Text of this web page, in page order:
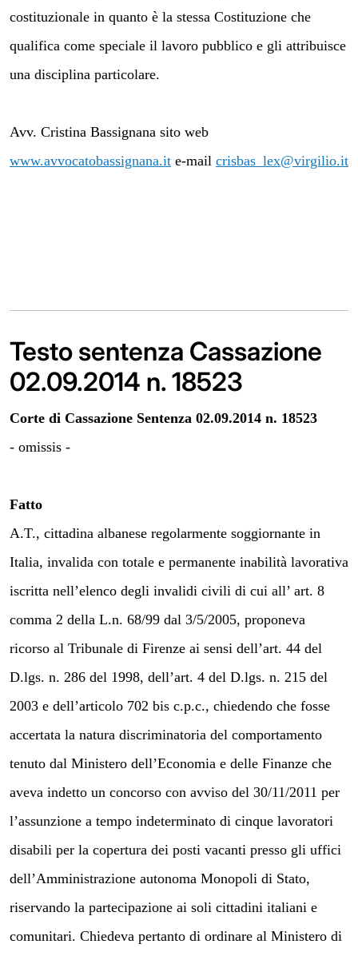
costituzionale in quanto è la stessa Costituzione che
qualifica come speciale il lavoro pubblico e gli attribuisce
una disciplina particolare.
Avv. Cristina Bassignana sito web
www.avvocatobassignana.it e-mail crisbas_lex@virgilio.it
Testo sentenza Cassazione
02.09.2014 n. 18523
Corte di Cassazione Sentenza 02.09.2014 n. 18523
- omissis -
Fatto
A.T., cittadina albanese regolarmente soggiornante in
Italia, invalida con totale e permanente inabilità lavorativa
iscritta nell’elenco degli invalidi civili di cui all’ art. 8
comma 2 della L.n. 68/99 dal 3/5/2005, proponeva
ricorso al Tribunale di Firenze ai sensi dell’art. 44 del
D.lgs. n. 286 del 1998, dell’art. 4 del D.lgs. n. 215 del
2003 e dell’articolo 702 bis c.p.c., chiedendo che fosse
accertata la natura discriminatoria del comportamento
tenuto dal Ministero dell’Economia e delle Finanze che
aveva indetto un concorso con avviso del 30/11/2011 per
l’assunzione a tempo indeterminato di cinque lavoratori
disabili per la copertura dei posti vacanti presso gli uffici
dell’Amministrazione autonoma Monopoli di Stato,
riservando la partecipazione ai soli cittadini italiani e
comunitari. Chiedeva pertanto di ordinare al Ministero di